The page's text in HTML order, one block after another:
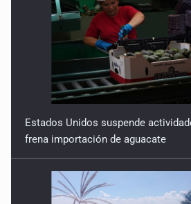
Estados Unidos suspende
frena importación de aguacate